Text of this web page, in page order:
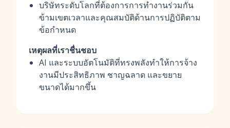
บริษัทระดับโลกที่ต้องการการทำงานร่วมกัน
ข้ามเขตเวลาและคุณสมบัติด้านการปฏิบัติตาม
ข้อกำหนด
เหตุผลที่เราชื่นชอบ
AI และระบบอัตโนมัติที่ทรงพลังทำให้การจ้าง
งานมีประสิทธิภาพ ชาญฉลาด และขยาย
ขนาดได้มากขึ้น